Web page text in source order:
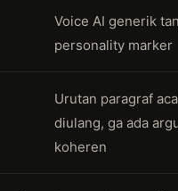
Voice AI generik
personality marker
Urutan paragraf
diulang, ga ada
koheren